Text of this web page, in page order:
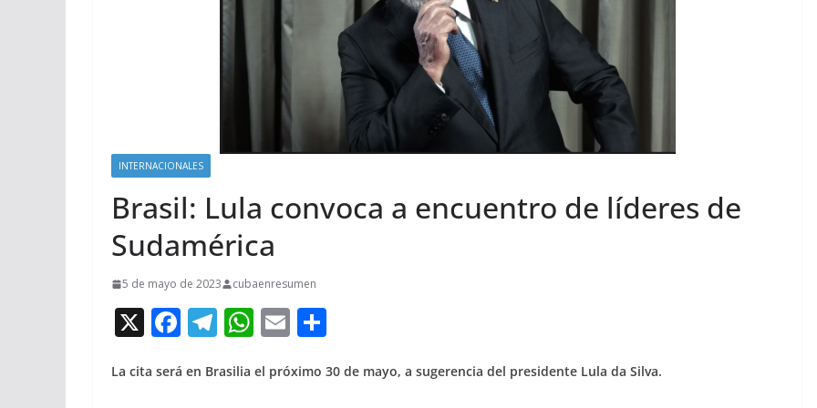
INTERNACIONALES
Brasil: Lula convoca a encuentro de líderes de
Sudamérica
5 de mayo de 2023 cubaenresumen
X F
e
T
e
W
at
E
ai m
La cita será en Brasilia el próximo 30 de mayo, a sugerencia del presidente Lula da Silva.